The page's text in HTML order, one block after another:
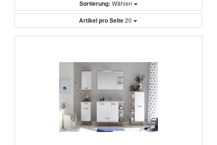
Sortierung: Wählen
Artikel pro Seite20